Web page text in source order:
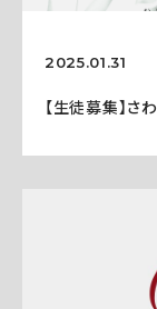
2025.01.31
【生徒募集】